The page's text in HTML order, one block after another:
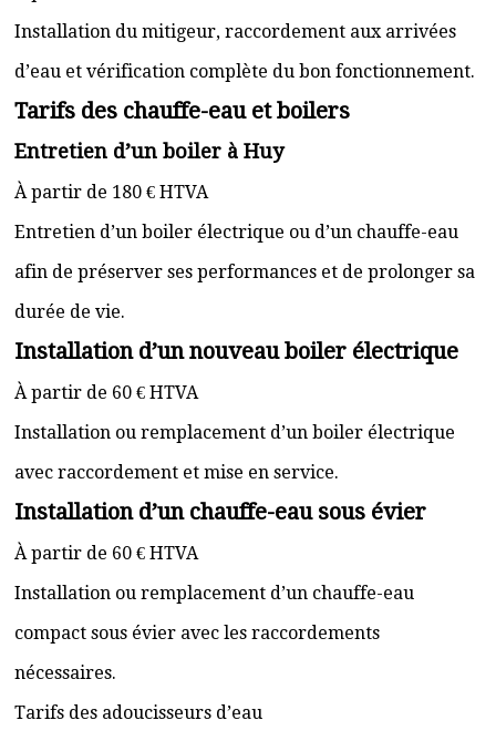
Installation du mitigeur, raccordement aux arrivées
d’eau et vérification complète du bon fonctionnement.
Tarifs des chauffe-eau et boilers
Entretien d’un boiler à Huy
À partir de 180 € HTVA
Entretien d’un boiler électrique ou d’un chauffe-eau
afin de préserver ses performances et de prolonger sa
durée de vie.
Installation d’un nouveau boiler électrique
À partir de 60 € HTVA
Installation ou remplacement d’un boiler électrique
avec raccordement et mise en service.
Installation d’un chauffe-eau sous évier
À partir de 60 € HTVA
Installation ou remplacement d’un chauffe-eau
compact sous évier avec les raccordements
nécessaires.
Tarifs des adoucisseurs d’eau